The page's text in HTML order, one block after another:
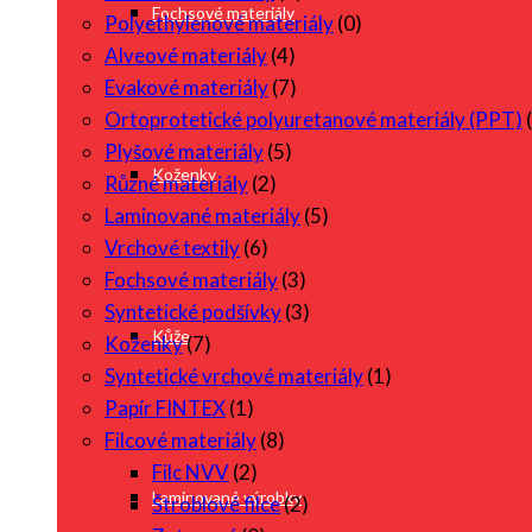
Fochsové materiály
Koženky
Kůže
Laminované výrobky
Polyethylenové materiály(0)
Alveové materiály(4)
Evakové materiály(7)
Ortoprotetické polyuretanové materiály (PPT)
Plyšové materiály(5)
Různé materiály(2)
Laminované materiály(5)
Vrchové textily(6)
Fochsové materiály(3)
Syntetické podšívky(3)
Koženky(7)
Syntetické vrchové materiály(1)
Papír FINTEX(1)
Filcové materiály(8)
Filc NVV(2)
Štroblové filce(2)